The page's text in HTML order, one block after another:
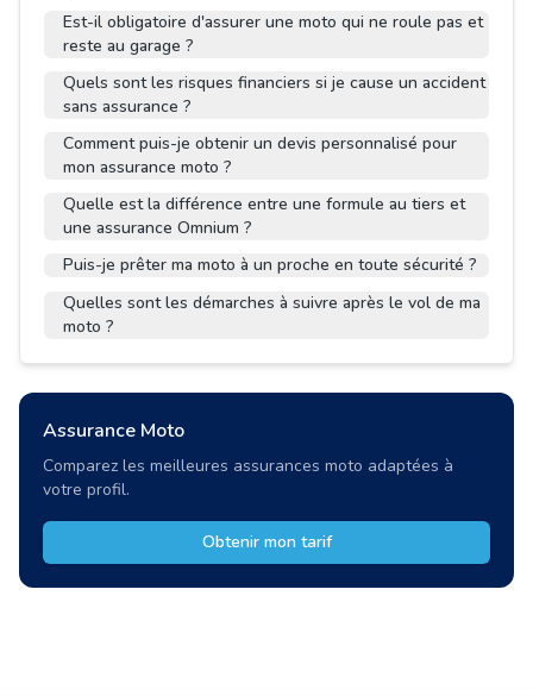
Est-il obligatoire d'assurer une moto qui ne roule pas et
reste au garage ?
Quels sont les risques financiers si je cause un accident
sans assurance ?
Comment puis-je obtenir un devis personnalisé pour
mon assurance moto ?
Quelle est la différence entre une formule au tiers et
une assurance Omnium ?
Puis-je prêter ma moto à un proche en toute sécurité ?
Quelles sont les démarches à suivre après le vol de ma
moto ?
Assurance Moto
Comparez les meilleures assurances moto adaptées à
votre profil.
Obtenir mon tarif